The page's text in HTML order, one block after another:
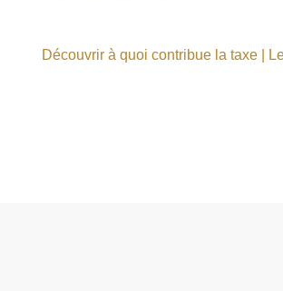
Découvrir à quoi contribue la taxe |